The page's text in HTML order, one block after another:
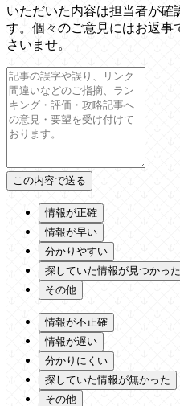
いただいた内容は担当者が確
す。個々のご意見にはお返事
さいませ。
情報が正確
情報が早い
分かりやすい
探していた情報が見つかった
その他
情報が不正確
情報が遅い
分かりにくい
探していた情報が無かった
その他